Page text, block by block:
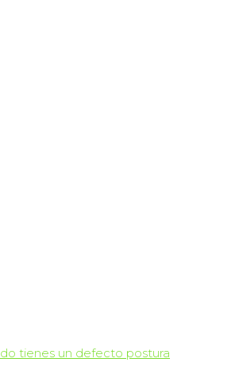
tienes un defecto postura